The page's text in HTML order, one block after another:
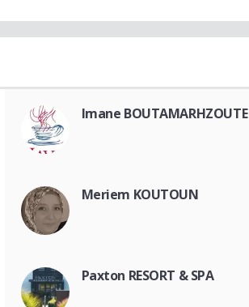
Imane BOUTAMARHZOUTE
Meriem KOUTOUN
Paxton RESORT & SPA